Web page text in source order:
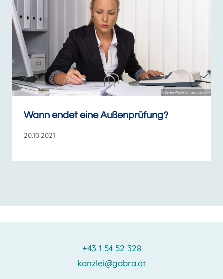
Wann endet eine Außenprüfung?
20.10.2021
+43 1 54 52 328
kanzlei@gabra.at